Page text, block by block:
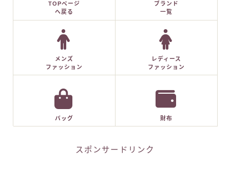
TOPページ
へ戻る
ブランド
一覧
メンズ
ファッション
レディース
ファッション
バッグ 財布
スポンサードリンク